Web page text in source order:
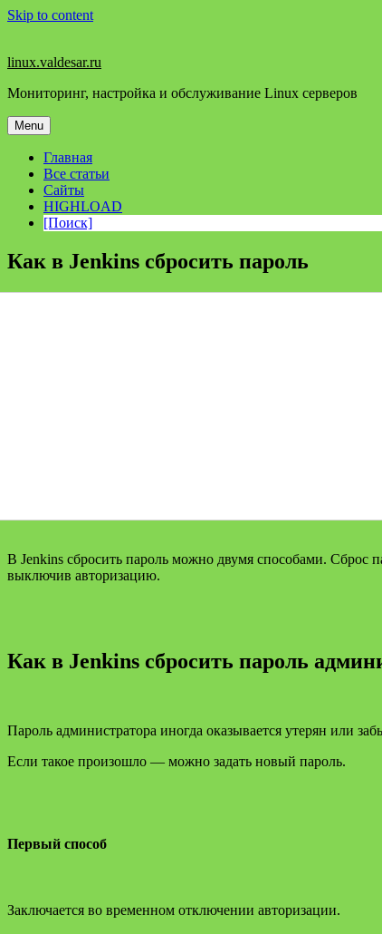
Skip to content
linux.valdesar.ru
Мониторинг, настройка и обслуживание Linux серверов
Menu
Главная
Все статьи
Сайты
HIGHLOAD
[Поиск]
Как в Jenkins сбросить пароль
В Jenkins сбросить пароль можно двумя способами. Сброс
выключив авторизацию.
Как в Jenkins сбросить пароль
Пароль администратора иногда оказывается утерян или
Если такое произошло — можно задать новый пароль.
Первый способ
Заключается во временном отключении авторизации.